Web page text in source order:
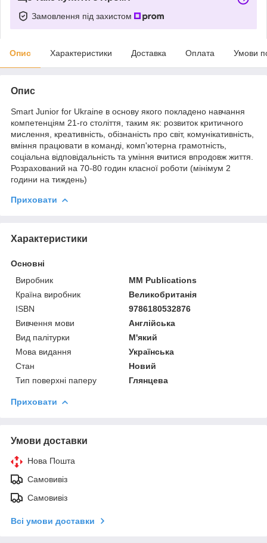
Замовлення під захистом
Опис Характеристики Доставка Оплата Умови
Опис
Smart Junior for Ukraine в основу якого покладено навчання
компетенціям 21-го століття, таким як: розвиток критичного
мислення, креативність, обізнаність про світ, комунікативність,
вміння працювати в команді, комп'ютерна грамотність,
соціальна відповідальність та уміння вчитися впродовж життя.
Розрахований на 70-80 годин класної роботи (мінімум 2
години на тиждень)
Приховати
Характеристики
Основні
Виробник
MM Publications
Країна виробник
Великобританія
ISBN
9786180532876
Вивчення мови
Англійська
Вид палітурки
М'який
Мова видання
Українська
Стан
Новий
Тип поверхні паперу
Глянцева
Приховати
Умови доставки
Нова Пошта
Самовивіз
Самовивіз
Всі умови доставки